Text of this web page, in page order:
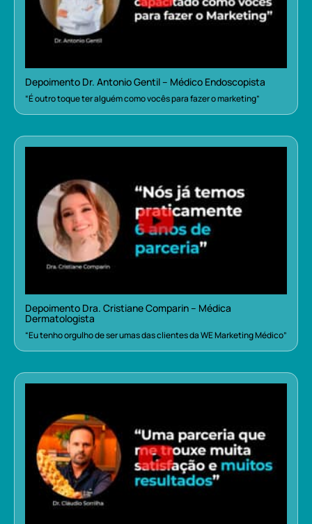
Depoimento Dr. Antonio Gentil – Médico Endoscopista
“É outro toque ter alguém como vocês para fazer o marketing”
Depoimento Dra. Cristiane Comparin – Médica
Dermatologista
“Eu tenho orgulho de ser umas das clientes da WE Marketing Médico”